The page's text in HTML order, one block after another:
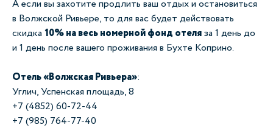
А если вы захотите продлить ваш отдых и остановиться
в Волжской Ривьере, то для вас будет действовать
скидка 10% на весь номерной фонд отеляза 1 день до
и 1 день после вашего проживания в Бухте Коприно. ⠀
Отель «Волжская Ривьера»:
Углич, Успенская площадь, 8
+7 (4852) 60-72-44
+7 (985) 764-77-40